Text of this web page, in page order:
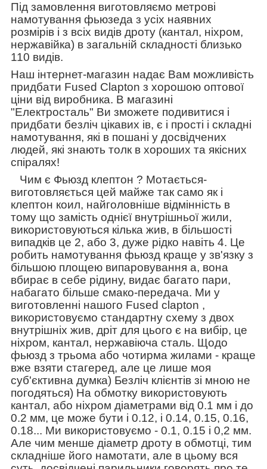
Під замовлення виготовляємо метрові
намотування фьюзеда з усіх наявних
розмірів і з всіх видів дроту (кантал, ніхром,
нержавійка) в загальній складності близько
110 видів.
Наш інтернет-магазин надає Вам можливість
придбати Fused Clapton з хорошою оптової
ціни від виробника. В магазині
"Електросталь" Ви зможете подивитися і
придбати безліч цікавих ів, є і прості і складні
намотування, які в пошані у досвідчених
людей, які знають толк в хороших та якісних
спіралях!
Чим є Фьюзд клептон ? Мотається-
виготовляється цей майже так само як і
клептон коил, найголовніше відмінність в
тому що замість однієї внутрішньої жили,
використовуються кілька жив, в більшості
випадків це 2, або 3, дуже рідко навіть 4. Це
робить намотування фьюзд краще у зв'язку з
більшою площею випаровування а, вона
вбирає в себе рідину, видає багато пари,
набагато більше смако-передача. Ми у
виготовленні нашого Fused clаpton ,
використовуємо стандартну схему з двох
внутрішніх жив, дріт для цього є на вибір, це
ніхром, кантал, нержавіюча сталь. Щодо
фьюзд з трьома або чотирма жилами - краще
вже взяти стагеред, але це лише моя
суб'єктивна думка) Безліч клієнтів зі мною не
погодяться) На обмотку використовують
кантал, або ніхром діаметрами від 0.1 мм і до
0.2 мм, це може бути і 0.12, і 0.14, 0.15, 0.16,
0.18... Ми використовуємо - 0.1, 0.15 і 0,2 мм.
Але чим менше діаметр дроту в обмотці, тим
складніше його намотати, але в цьому вся